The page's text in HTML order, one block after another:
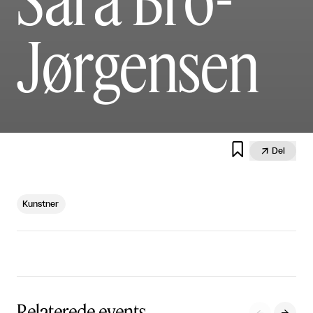
Jørgensen
  Del
Kunstner